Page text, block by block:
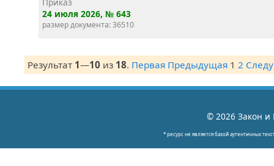
Приказ
24 июля 2026, № 643
размер документа: 36510
Результат 1—10 из 18. Первая Предыдущая 1 2
© 2026 Закон и
* ресурс не является базой аутентичных